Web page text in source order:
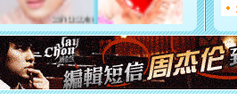
[元旦]
当
泣，这
卖了。水
[春节]风
颜！冬去
道一声平